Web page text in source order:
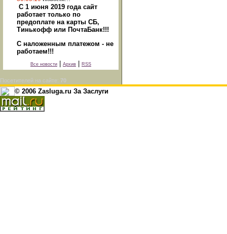
С 1 июня 2019 года сайт
работает только по
предоплате на карты СБ,
Тинькофф или ПочтаБанк!!!
С наложенным платежом - не
работаем!!!
Все новости Архив RSS
Посетителей на сайте: 70
© 2006 Zasluga.ru За Заслуги